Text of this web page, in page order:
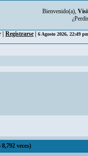
Bienvenido(a),
Registrarse 6 Agosto 2026, 22:49
veces)